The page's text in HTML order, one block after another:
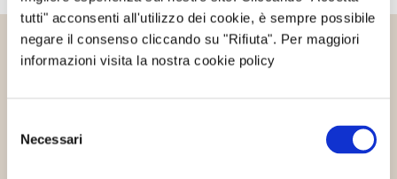
tutti" acconsenti all'utilizzo dei cookie, è sempre possibile
negare il consenso cliccando su "Rifiuta". Per maggiori
informazioni visita la nostra cookie policy
delNecessari
Altri articoli che potrebbero